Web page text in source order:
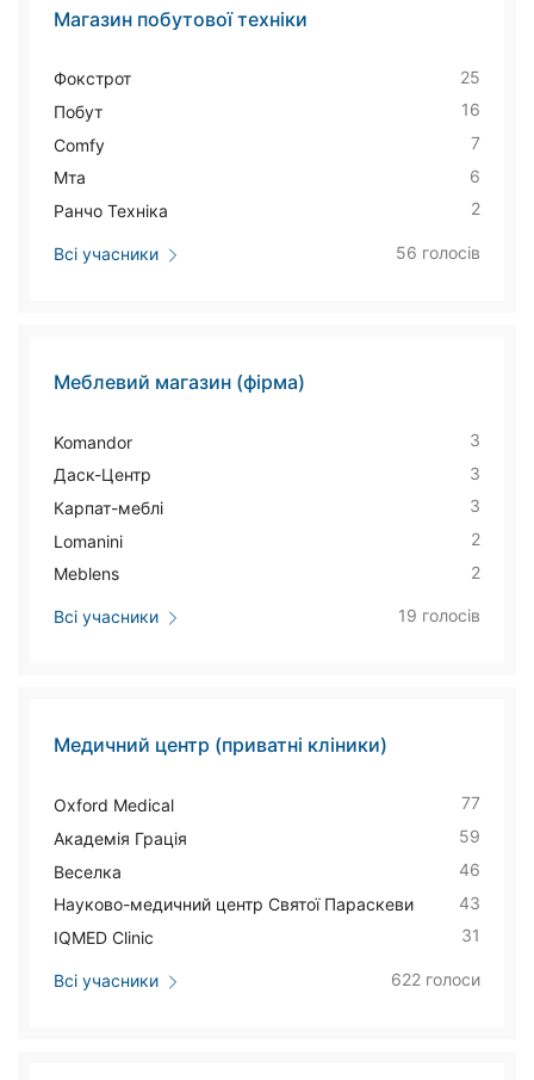
Магазин побутової техніки
Фокстрот
25
Побут
16
Comfy
7
Мта
6
Ранчо Техніка
2
Всі учасники 56 голосів
Меблевий магазин (фірма)
Komandor
3
Даск-Центр
3
Карпат-меблі
3
Lomanini
2
Meblens
2
Всі учасники 19 голосів
Медичний центр (приватні кліники)
Oxford Medical
77
Академія Грація
59
Веселка
46
Науково-медичний центр Святої Параскеви
43
IQMED Clinic
31
Всі учасники 622 голоси